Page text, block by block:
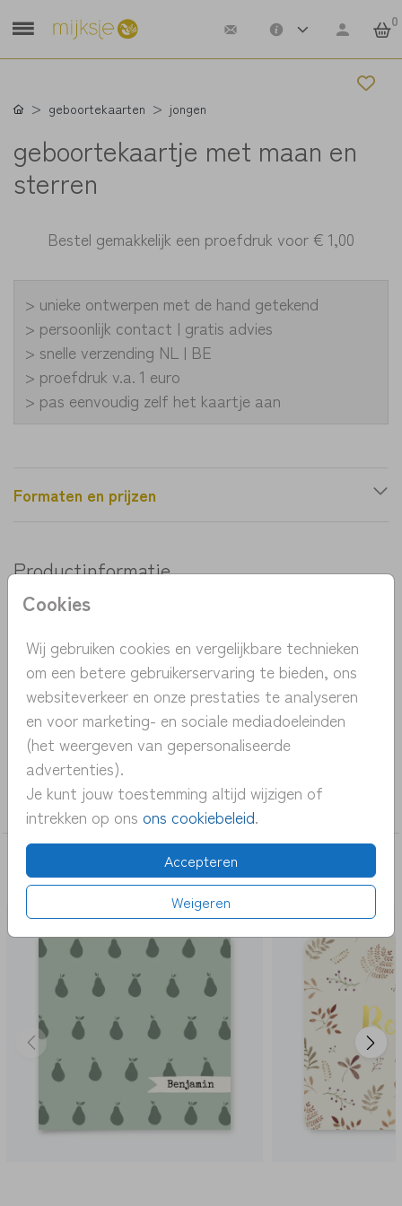
0
Cookies
Wij gebruiken cookies en vergelijkbare technieken
om een betere gebruikerservaring te bieden, ons
websiteverkeer en onze prestaties te analyseren
en voor marketing- en sociale mediadoeleinden
(het weergeven van gepersonaliseerde
advertenties).
Je kunt jouw toestemming altijd wijzigen of
intrekken op ons ons cookiebeleid.
Accepteren
Weigeren
geboortekaarten jongen
geboortekaartje met maan en
sterren
Bestel gemakkelijk een proefdruk voor€ 1,00
> unieke ontwerpen met de hand getekend
> persoonlijk contact | gratis advies
> snelle verzending NL | BE
> proefdruk v.a. 1 euro
> pas eenvoudig zelf het kaartje aan
Formaten en prijzen
Productinformatie
OMSCHRIJVING
een mooi stijlvol geboortekaartje met een maan en
sterren. Ik okergeel en roest. Pas het kaartje
eenvoudig zelf aan in de designtool en bestel een
proefdruk vanaf 1 euro.
Toon meer
COLLECTIE
jongen
DEZE KAARTEN VIND JE MISSCHIEN OOK
LEUK